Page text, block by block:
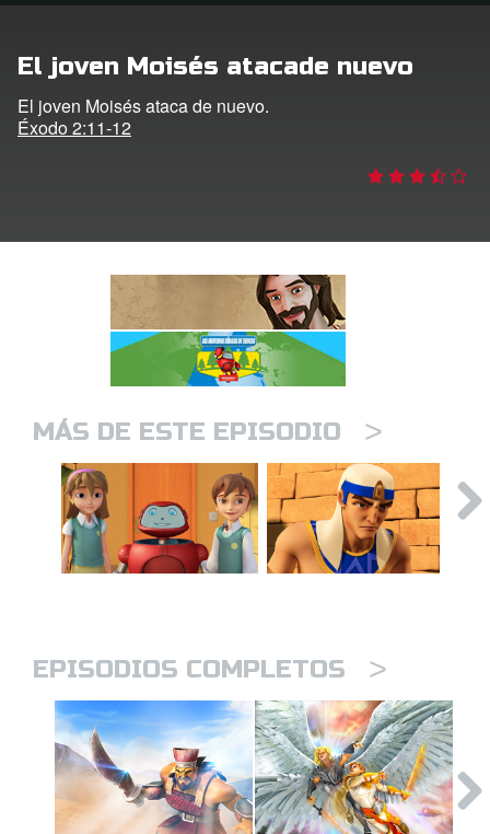
El joven Moisés atacade nuevo
El joven Moisés ataca de nuevo.
Éxodo 2:11-12
MÁS DE ESTE EPISODIO >
EPISODIOS COMPLETOS >